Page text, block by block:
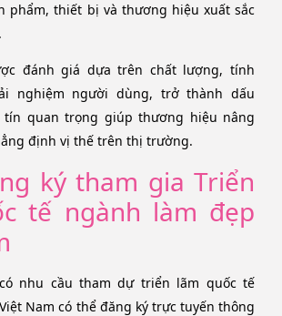
phẩm, thiết bị và thương hiệu xuất sắc
đánh giá dựa trên chất lượng, tính
nghiệm người dùng, trở thành dấu
tín quan trọng giúp thương hiệu nâng
định vị thế trên thị trường.
ký tham gia Triển
tế ngành làm đẹp
nhu cầu tham dự triển lãm quốc tế
Nam có thể đăng ký trực tuyến thông